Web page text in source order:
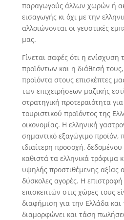
παραγωγούς άλλων χωρών ή
εισαγωγής κι όχι με την
αλλοιώνονται οι γευστικές
μας.
Γίνεται σαφές ότι η
προϊόντων και η διάθεσή
προϊόντα στους επισκέπτες
των επιχειρήσεων μαζικής
στρατηγική προτεραιότητα
τουριστικού προϊόντος της
οικονομίας. Η ελληνική
σημαντικό εξαγώγιμο προϊόν,
ιδιαίτερη προσοχή, δεδομένου
καθιστά τα ελληνικά τρόφιμα
υψηλής προστιθέμενης αξίας
δύσκολες αγορές. Η
επισκεπτών στις χώρες τους
διαφήμιση για την Ελλάδα
διαμορφώνει και τάση